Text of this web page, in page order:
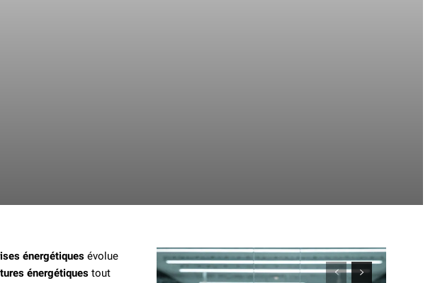
énergétiques évolue
énergétiques tout